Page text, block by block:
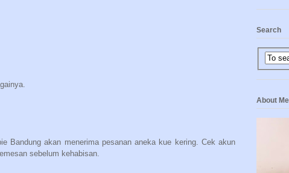
Bandung akan menerima pesanan aneka kue kering. Cek akun
sebelum kehabisan.
Search
About Me